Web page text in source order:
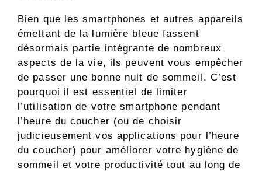
Bien que les smartphones et autres appareils
émettant de la lumière bleue fassent
désormais partie intégrante de nombreux
aspects de la vie, ils peuvent vous empêcher
de passer une bonne nuit de sommeil. C’est
pourquoi il est essentiel de limiter
l’utilisation de votre smartphone pendant
l’heure du coucher (ou de choisir
judicieusement vos applications pour l’heure
du coucher) pour améliorer votre hygiène de
sommeil et votre productivité tout au long de